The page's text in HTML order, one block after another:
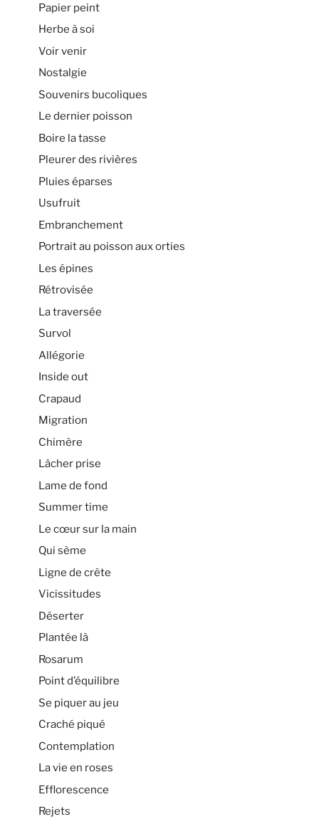
Papier peint
Herbe à soi
Voir venir
Nostalgie
Souvenirs bucoliques
Le dernier poisson
Boire la tasse
Pleurer des rivières
Pluies éparses
Usufruit
Embranchement
Portrait au poisson aux orties
Les épines
Rétrovisée
La traversée
Survol
Allégorie
Inside out
Crapaud
Migration
Chimère
Lâcher prise
Lame de fond
Summer time
Le cœur sur la main
Qui sème
Ligne de crête
Vicissitudes
Déserter
Plantée là
Rosarum
Point d’équilibre
Se piquer au jeu
Craché piqué
Contemplation
La vie en roses
Efflorescence
Rejets